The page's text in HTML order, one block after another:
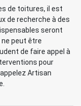
de toitures, il est
de recherche à des
seront
ne peut être
de faire appel à
pour
Artisan